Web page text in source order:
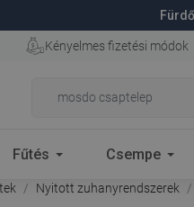
Kényelmes fizetési módok
Fűtés Csempe
Nyitott zuhanyrendszerek